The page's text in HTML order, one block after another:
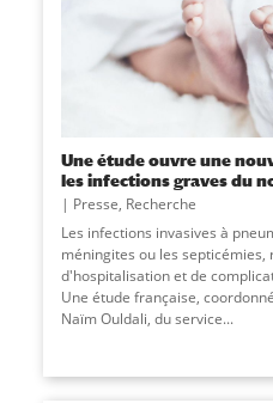
Une étude ouvre une
les infections graves du
Presse, Recherche
Les infections invasives à
méningites ou les
d'hospitalisation et de
Une étude française,
Naïm Ouldali, du service...